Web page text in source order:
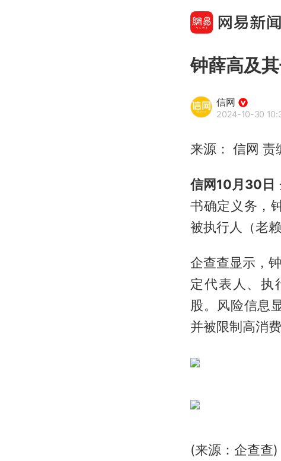
钟薛高及
信网
2024-10-30
来源： 信网
信网10月30日
书确定义务，
被执行人（老
企查查显示，
定代表人、执
股。风险信息
并被限制高消
(来源：企查查)